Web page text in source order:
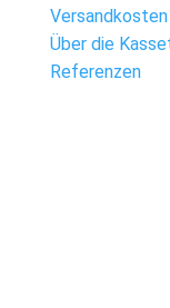
Versandkosten
Über die
Referenzen